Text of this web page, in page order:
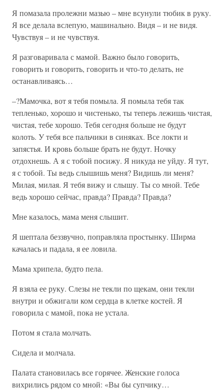
Я помазала пролежни мазью – мне всунули тюбик в руку.
Я все делала вслепую, машинально. Видя – и не видя.
Чувствуя – и не чувствуя.
Я разговаривала с мамой. Важно было говорить,
говорить и говорить, говорить и что-то делать, не
останавливаясь…
–?Мамочка, вот я тебя помыла. Я помыла тебя так
тепленько, хорошо и чистенько, ты теперь лежишь чистая,
чистая, тебе хорошо. Тебя сегодня больше не будут
колоть. У тебя все пальчики в синяках. Все локти и
запястья. И кровь больше брать не будут. Ночку
отдохнешь. А я с тобой посижу. Я никуда не уйду. Я тут,
я с тобой. Ты ведь слышишь меня? Видишь ли меня?
Милая, милая. Я тебя вижу и слышу. Ты со мной. Тебе
ведь хорошо сейчас, правда? Правда? Правда?
Мне казалось, мама меня слышит.
Я шептала беззвучно, поправляла простынку. Ширма
качалась и падала, я ее ловила.
Мама хрипела, будто пела.
Я взяла ее руку. Слезы не текли по щекам, они текли
внутри и обжигали ком сердца в клетке костей. Я
говорила с мамой, пока не устала.
Потом я стала молчать.
Сидела и молчала.
Палата становилась все горячее. Женские голоса
вихрились рядом со мной: «Вы бы супчику…